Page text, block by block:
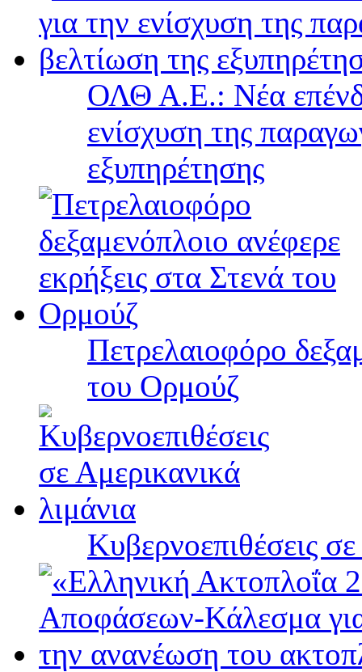
ΟΛΘ Α.Ε.: Νέα
ενίσχυση της
εξυπηρέτησης
Πετρελαιοφόρο
του Ορμούζ
Κυβερνοεπιθέσεις